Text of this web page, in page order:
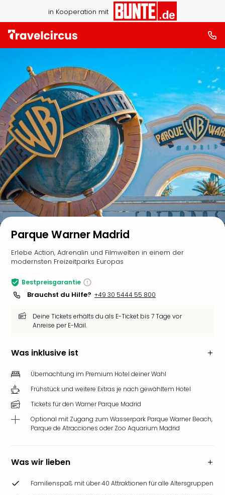
in Kooperation mit
Parque Warner Madrid
Erlebe Action, Adrenalin und Filmwelten in einem der
modernsten Freizeitparks Europas
Bestpreisgarantie
Brauchst du Hilfe? +49 30 5444 55 800
Deine Tickets erhälts du als E-Ticket bis 7 Tage vor
Anreise per E-Mail.
Was inklusive ist
Übernachtung im Premium Hotel deiner Wahl
Frühstück und weitere Extras je nach gewähltem Hotel
Tickets für den Warner Parque Madrid
Optional mit Zugang zum Wasserpark Parque Warner Beach,
Parque de Atracciones oder Zoo Aquarium Madrid
Was wir lieben
Familienspaß mit über 40 Attraktionen für alle Altersgruppen